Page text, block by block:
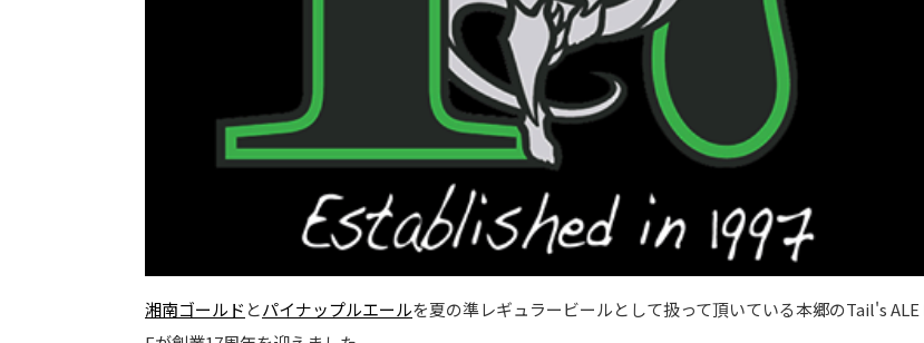
湘南ゴールド とパイナップルエールを夏の準レギュラービールとして扱って頂いている本郷のTail's